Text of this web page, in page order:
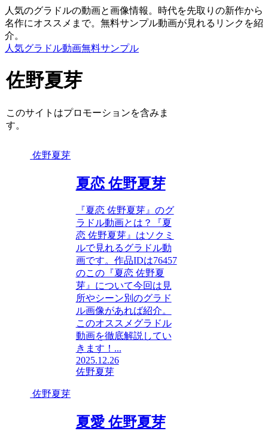
人気のグラドルの動画と画像情報。時代を先取りの新作から
名作にオススメまで。無料サンプル動画が見れるリンクを紹
介。
人気グラドル動画無料サンプル
佐野夏芽
このサイトはプロモーションを含みま
す。
佐野夏芽
夏恋 佐野夏芽
『夏恋 佐野夏芽』のグ
ラドル動画とは？『夏
恋 佐野夏芽』はソクミ
ルで見れるグラドル動
画です。作品IDは76457
のこの『夏恋 佐野夏
芽』について今回は見
所やシーン別のグラド
ル画像があれば紹介。
このオススメグラドル
動画を徹底解説してい
きます！...
2025.12.26
佐野夏芽
佐野夏芽
夏愛 佐野夏芽